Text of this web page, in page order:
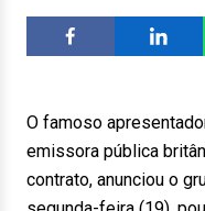
O famoso
emissora pública
contrato, anunciou o